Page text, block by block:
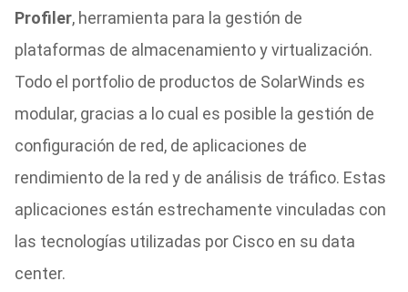
Profiler, herramienta para la gestión de
plataformas de almacenamiento y virtualización.
Todo el portfolio de productos de SolarWinds es
modular, gracias a lo cual es posible la gestión de
configuración de red, de aplicaciones de
rendimiento de la red y de análisis de tráfico. Estas
aplicaciones están estrechamente vinculadas con
las tecnologías utilizadas por Cisco en su data
center.